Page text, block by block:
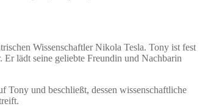
Wissenschaftler Nikola Tesla. Tony ist fest
Er lädt seine geliebte Freundin und Nachbarin
und beschließt, dessen wissenschaftliche